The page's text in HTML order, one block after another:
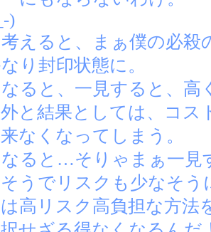
)
えると、まぁ僕の必殺
り封印状態に。
ると、一見すると、高
と結果としては、コス
なくなってしまう。
ると…そりゃまぁ一見
うでリスクも少なそう
高リスク高負担な方法